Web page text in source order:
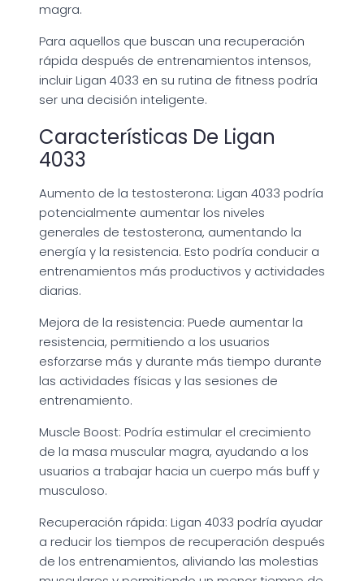
magra.
Para aquellos que buscan una recuperación
rápida después de entrenamientos intensos,
incluir Ligan 4033 en su rutina de fitness podría
ser una decisión inteligente.
Características De Ligan
4033
Aumento de la testosterona: Ligan 4033 podría
potencialmente aumentar los niveles
generales de testosterona, aumentando la
energía y la resistencia. Esto podría conducir a
entrenamientos más productivos y actividades
diarias.
Mejora de la resistencia: Puede aumentar la
resistencia, permitiendo a los usuarios
esforzarse más y durante más tiempo durante
las actividades físicas y las sesiones de
entrenamiento.
Muscle Boost: Podría estimular el crecimiento
de la masa muscular magra, ayudando a los
usuarios a trabajar hacia un cuerpo más buff y
musculoso.
Recuperación rápida: Ligan 4033 podría ayudar
a reducir los tiempos de recuperación después
de los entrenamientos, aliviando las molestias